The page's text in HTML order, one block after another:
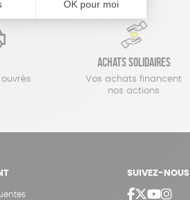
Achats solidaires
Vos achats financent
nos actions
SUIVEZ-NOUS